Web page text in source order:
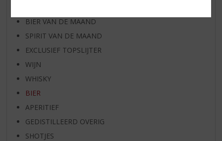
BIER VAN DE MAAND
SPIRIT VAN DE MAAND
EXCLUSIEF TOPSLIJTER
WIJN
WHISKY
BIER
APERITIEF
GEDISTILLEERD OVERIG
SHOTJES